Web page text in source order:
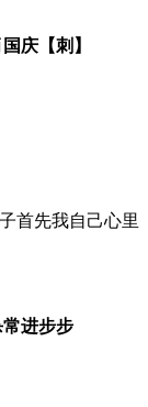
庆【刺】
首先我自己心里
进步步